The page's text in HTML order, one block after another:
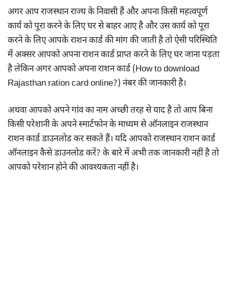
अगर आप राजस्थान राज्य के निवासी हैं और अपना किसी महत्वपूर्ण
कार्य को पूरा करने के लिए घर से बाहर आए है और उस कार्य को पूरा
करने के लिए आपके राशन कार्ड की मांग की जाती है तो ऐसी परिस्थिति
में अक्सर आपको अपना राशन कार्ड प्राप्त करने के लिए घर जाना पड़ता
है लेकिन अगर आपको अपना राशन कार्ड (How to download
Rajasthan ration card online?) नंबर की जानकारी है।
अथवा आपको अपने गांव का नाम अच्छी तरह से याद है तो आप बिना
किसी परेशानी के अपने स्मार्टफोन के माध्यम से ऑनलाइन राजस्थान
राशन कार्ड डाउनलोड कर सकते हैं। यदि आपको राजस्थान राशन कार्ड
ऑनलाइन कैसे डाउनलोड करें? के बारे में अभी तक जानकारी नहीं है तो
आपको परेशान होने की आवश्यकता नहीं है।